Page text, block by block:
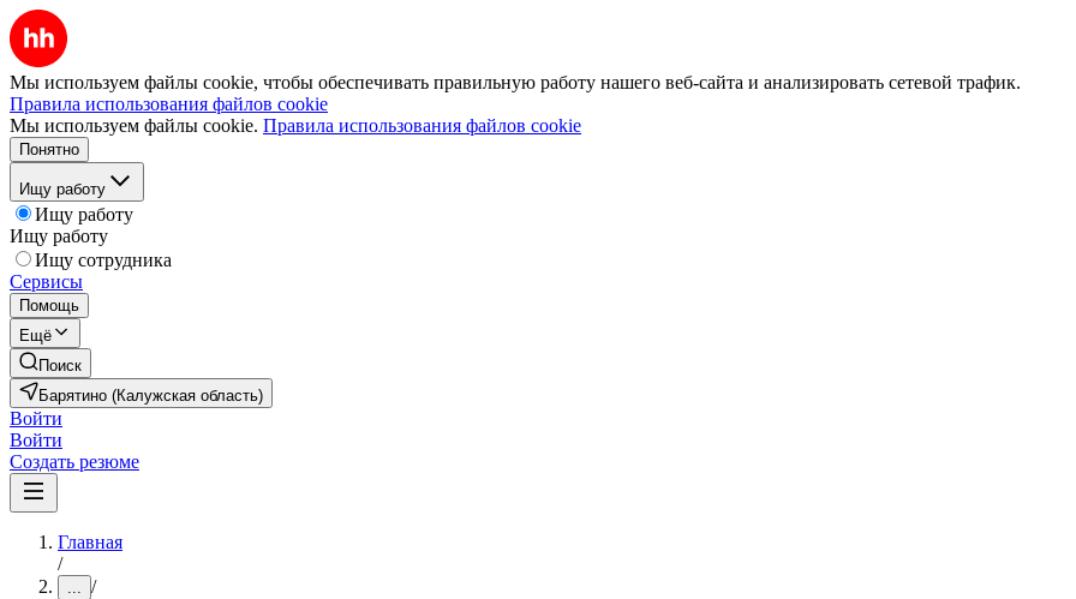
Мы используем файлы cookie, чтобы обеспечивать правильную работу нашего веб-сайта и анализировать сетевой трафик.
Правила использования файлов cookie
Мы используем файлы cookie. Правила использования файлов cookie
Понятно
Ищу работу
Ищу работу
Ищу работу
Ищу сотрудника
Сервисы
Помощь
Ещё
Поиск
Барятино (Калужская область)
Войти
Войти
Создать резюме
Главная
/
... /